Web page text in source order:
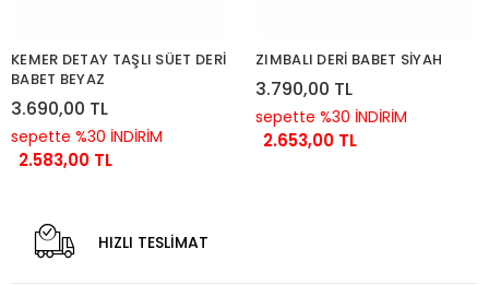
KEMER DETAY TAŞLI SÜET DERİ
BABET BEYAZ
3.690,00 TL
sepette %30 İNDİRİM
2.583,00 TL
ZIMBALI DERİ BABET SİYAH
3.790,00 TL
sepette %30 İNDİRİM
2.653,00 TL
HIZLI TESLİMAT